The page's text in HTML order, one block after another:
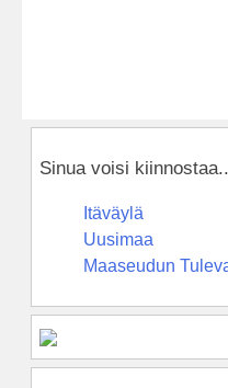
Sinua voisi
Itäväylä
Uusimaa
Maaseudun